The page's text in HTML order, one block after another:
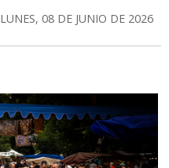
LUNES, 08 DE JUNIO DE 2026